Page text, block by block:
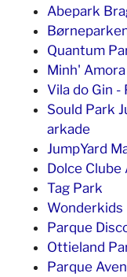
Abepark
Quantum
Minh'
Vila do Gin -
Sould Park
arkade
JumpYard
Dolce Clube
Tag Park
Wonderkids
Parque
Ottieland
Parque